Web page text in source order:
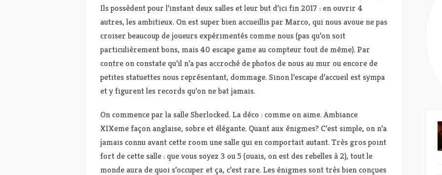
Ils possèdent pour l’instant deux salles et leur but d’ici fin 2017 : en ouvrir 4
autres, les ambitieux. On est super bien accueillis par Marco, qui nous avoue ne pas
croiser beaucoup de joueurs expérimentés comme nous (pas qu’on soit
particulièrement bons, mais 40 escape game au compteur tout de même). Par
contre on constate qu’il n’a pas accroché de photos de nous au mur ou encore de
petites statuettes nous représentant, dommage. Sinon l’escape d’accueil est sympa
et y figurent les records qu’on ne bat jamais.
On commence par la salle Sherlocked. La déco : comme on aime. Ambiance
XIXeme façon anglaise, sobre et élégante. Quant aux énigmes? C’est simple, on n’a
jamais connu avant cette room une salle qui en comportait autant. Très gros point
fort de cette salle : que vous soyez 3 ou 5 (ouais, on est des rebelles à 2), tout le
monde aura de quoi s’occuper et ça, c’est rare. Les énigmes sont très bien conçues